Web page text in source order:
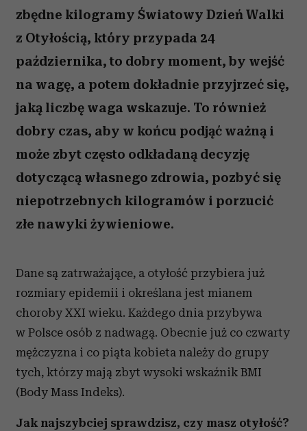
zbędne kilogramy Światowy Dzień Walki
z Otyłością, który przypada 24
października, to dobry moment, by wejść
na wagę, a potem dokładnie przyjrzeć się,
jaką liczbę waga wskazuje. To również
dobry czas, aby w końcu podjąć ważną i
może zbyt często odkładaną decyzję
dotyczącą własnego zdrowia, pozbyć się
niepotrzebnych kilogramów i porzucić
złe nawyki żywieniowe.
Dane są zatrważające, a otyłość przybiera już
rozmiary epidemii i określana jest mianem
choroby XXI wieku. Każdego dnia przybywa
w Polsce osób z nadwagą. Obecnie już co czwarty
mężczyzna i co piąta kobieta należy do grupy
tych, którzy mają zbyt wysoki wskaźnik BMI
(Body Mass Indeks).
Jak najszybciej sprawdzisz, czy masz otyłość?